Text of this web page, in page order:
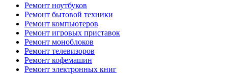
Ремонт ноутбуков
Ремонт бытовой техники
Ремонт компьютеров
Ремонт игровых приставок
Ремонт моноблоков
Ремонт телевизоров
Ремонт кофемашин
Ремонт электронных книг